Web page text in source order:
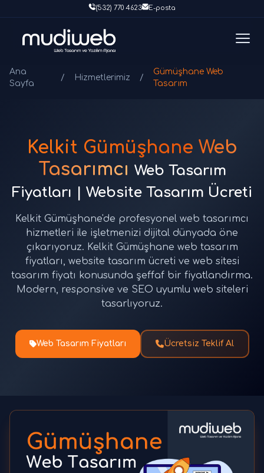
(532) 770 4623 E-posta
Ana
Sayfa
/ Hizmetlerimiz /
Gümüşhane Web
Tasarım
Kelkit Gümüşhane Web
Tasarımcı Web Tasarım
Fiyatları | Website Tasarım Ücreti
Kelkit Gümüşhane'de profesyonel web tasarımcı
hizmetleri ile işletmenizi dijital dünyada öne
çıkarıyoruz. Kelkit Gümüşhane web tasarım
fiyatları, website tasarım ücreti ve web sitesi
tasarım fiyatı konusunda şeffaf bir fiyatlandırma.
Modern, responsive ve SEO uyumlu web siteleri
tasarlıyoruz.
Web Tasarım Fiyatları Ücretsiz Teklif Al